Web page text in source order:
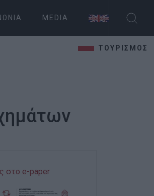
MEDIA
ΤΟΥΡΙΣΜΟΣ
στο e-paper